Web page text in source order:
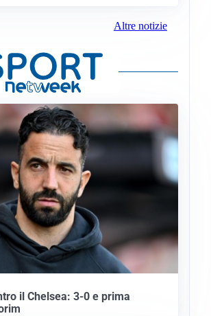
Altre notizie
il Chelsea: 3-0 e prima